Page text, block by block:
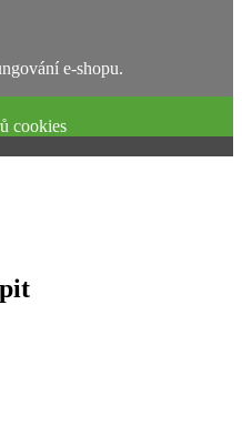
e-shopu.
cookies